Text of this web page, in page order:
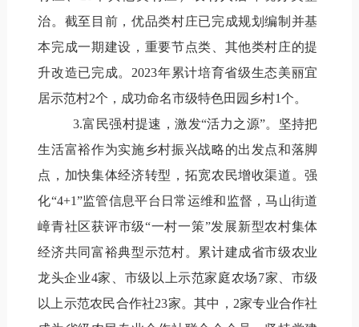
治。截至目前，优品类村庄已完成规划编制并基
本完成一期建设，重要节点类、其他类村庄的提
升改造已完成。2023年累计培育省级生态美丽宜
居示范村2个，成功命名市级特色田园乡村1个。
3.富民强村提速，激发“活力之源”。坚持把
生活富裕作为实施乡村振兴战略的出发点和落脚
点，加快集体经济转型，拓宽农民增收渠道。强
化“4+1”监管信息平台日常运维和监督，马山街道
嶂青社区获评市级“一村一策”发展新型农村集体
经济共同富裕典型示范村。累计建成省市级农业
龙头企业4家、市级以上示范家庭农场7家、市级
以上示范农民合作社23家。其中，2家专业合作社